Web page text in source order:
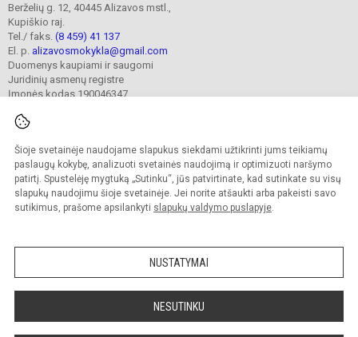
Šioje svetainėje naudojame slapukus siekdami užtikrinti jums teikiamų
paslaugų kokybę, analizuoti svetainės naudojimą ir optimizuoti naršymo
patirtį. Spustelėję mygtuką „Sutinku“, jūs patvirtinate, kad sutinkate su visų
slapukų naudojimu šioje svetainėje. Jei norite atšaukti arba pakeisti savo
sutikimus, prašome apsilankyti slapukų valdymo puslapyje.
NUSTATYMAI
NESUTINKU
Berželių g. 12, 40445 Alizavos mstl.,
Kupiškio raj.
Tel./ faks. (8 459) 41 137
El. p. alizavosmokykla@gmail.com
Duomenys kaupiami ir saugomi
Juridinių asmenų registre
Įmonės kodas 190046347
© 2023. Kupiškio r. Alizavos pagrindinė mokykla. Visos teisės saugomos.
Kopijuoti turinį be raštiško įstaigos administracijos sutikimo griežtai draudžiama.
Prieinamumo paraiška Slapukų valdymas
Sumanus būdas atnaujinti